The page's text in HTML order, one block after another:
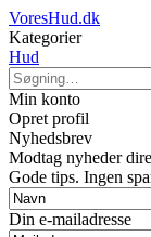
VoresHud.dk
Kategorier
Hud
Min konto
Opret profil
Nyhedsbrev
Modtag nyheder
Gode tips. Ingen
Din e-mailadresse